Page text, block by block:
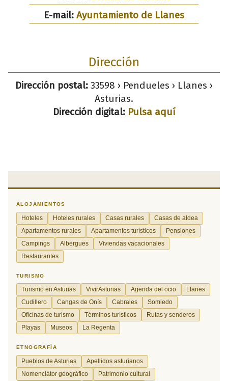
E-mail: Ayuntamiento de Llanes
Dirección
Dirección postal: 33598 › Pendueles › Llanes ›
Asturias.
Dirección digital: Pulsa aquí